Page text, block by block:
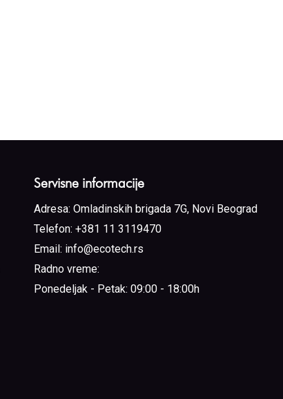
Servisne informacije
Adresa: Omladinskih brigada 7G, Novi Beograd
Telefon: +381 11 3119470
Email: info@ecotech.rs
Radno vreme:
Ponedeljak - Petak: 09:00 - 18:00h